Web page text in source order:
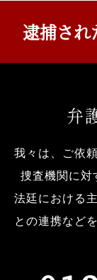
逮捕され
弁
我々は、ご依
捜査機関に対
法廷における
との連携など